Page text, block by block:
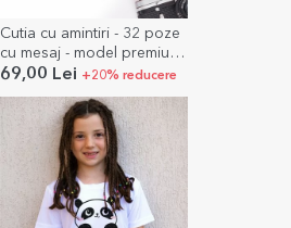
Cutia cu amintiri - 32 poze
cu mesaj - model premium
Kids
69,00 Lei +20% reducere